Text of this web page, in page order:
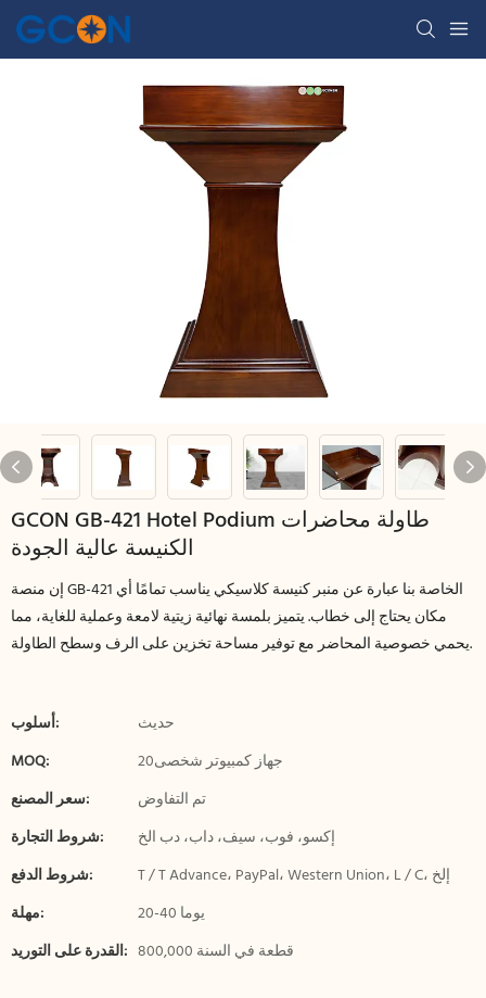
GCON GB-421 Hotel Podium طاولة محاضرات
الكنيسة عالية الجودة
إن منصة GB-421 الخاصة بنا عبارة عن منبر كنيسة كلاسيكي يناسب تمامًا أي
مكان يحتاج إلى خطاب. يتميز بلمسة نهائية زيتية لامعة وعملية للغاية، مما
يحمي خصوصية المحاضر مع توفير مساحة تخزين على الرف وسطح الطاولة.
أسلوب:
حديث
MOQ:
جهاز كمبيوتر شخصى20
سعر المصنع:
تم التفاوض
شروط التجارة:
إكسو، فوب، سيف، داب، دب الخ
شروط الدفع:
T / T Advance، PayPal، Western Union، L / C، إلخ
مهلة:
20-40 يوما
القدرة على التوريد:
800,000 قطعة في السنة